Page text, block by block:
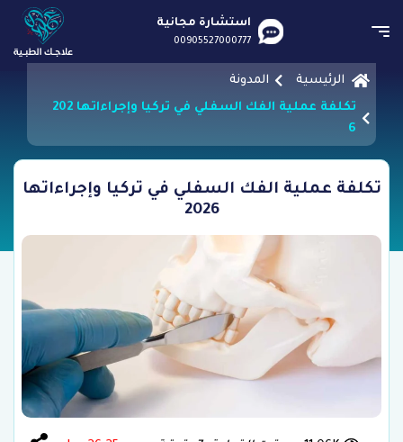
استشارة مجانية
00905527000777
الرئيسية
المدونة
تكلفة عملية الفك السفلي في تركيا وإجراءاتها 202
6
تكلفة عملية الفك السفلي في تركيا وإجراءاتها
2026